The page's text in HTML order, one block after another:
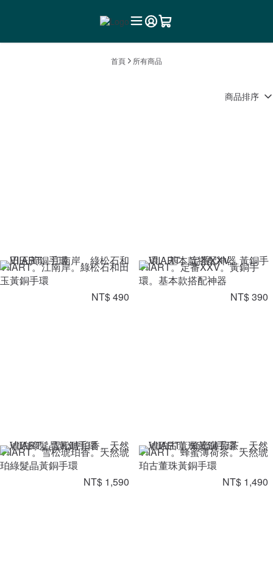
首頁 所有商品
商品排序
VIIART。江南岸。綠松石和田
玉黃銅手環
NT$ 490
VIIART。定番XXV。黃銅手
環。基本款搭配神器
NT$ 390
VIIART。雪松琥珀香。天然琥
珀綠髮晶黃銅手環
NT$ 1,590
VIIART。蜂蜜薄荷茶。天然琥
珀古董珠黃銅手環
NT$ 1,490